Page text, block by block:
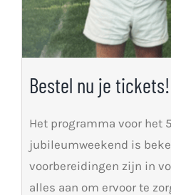
Bestel nu je tickets!
Het programma voor het
jubileumweekend is
voorbereidingen zijn in
alles aan om ervoor te